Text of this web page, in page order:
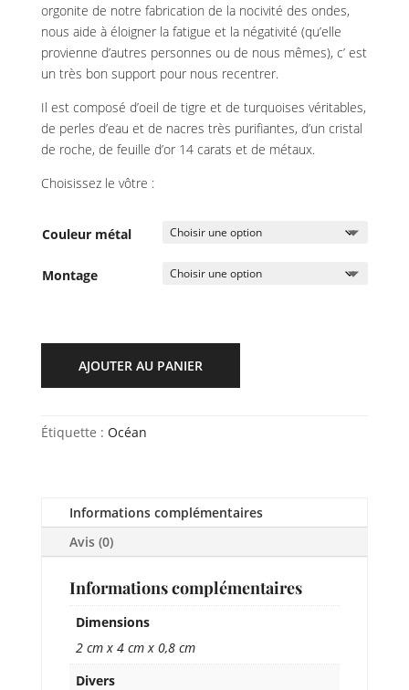
orgonite de notre fabrication de la nocivité des ondes,
nous aide à éloigner la fatigue et la négativité (qu’elle
provienne d’autres personnes ou de nous mêmes), c’ est
un très bon support pour nous recentrer.
Il est composé d’oeil de tigre et de turquoises véritables,
de perles d’eau et de nacres très purifiantes, d’un cristal
de roche, de feuille d’or 14 carats et de métaux.
Choisissez le vôtre :
Couleur métal
Montage
AJOUTER AU PANIER
Étiquette : Océan
Informations complémentaires
Avis (0)
Informations complémentaires
Dimensions
2 cm x 4 cm x 0,8 cm
Divers